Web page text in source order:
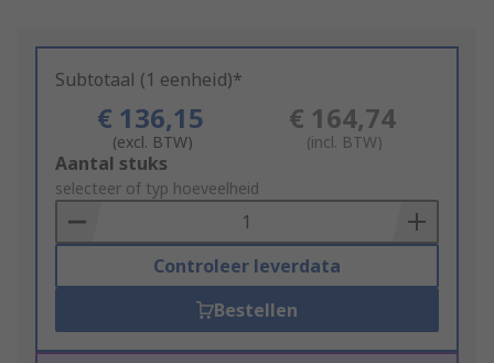
Subtotaal (1 eenheid)*
€ 136,15
(excl. BTW)
€ 164,74
(incl. BTW)
Add
to
Basket
Aantal stuks
selecteer of typ hoeveelheid
Controleer leverdata
Bestellen